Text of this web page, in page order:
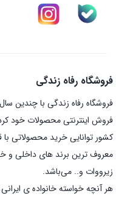
فروشگاه رفاه زندگی
فروشگاه رفاه زندگی با چندین
فروش اینترنتی محصولات خود
کشور توانایی خرید محصولاتی با
معروف ترین برند های داخلی و
زیرووات و.. می‌باشد.
هر آنچه خواسته خانواده ی